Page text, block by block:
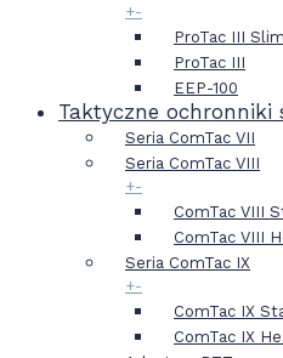
+-
ProTac III Slim
ProTac III
EEP-100
Taktyczne ochronniki
Seria ComTac VII
Seria ComTac VIII
+-
ComTac VIII
ComTac VIII
Seria ComTac IX
+-
ComTac IX
ComTac IX